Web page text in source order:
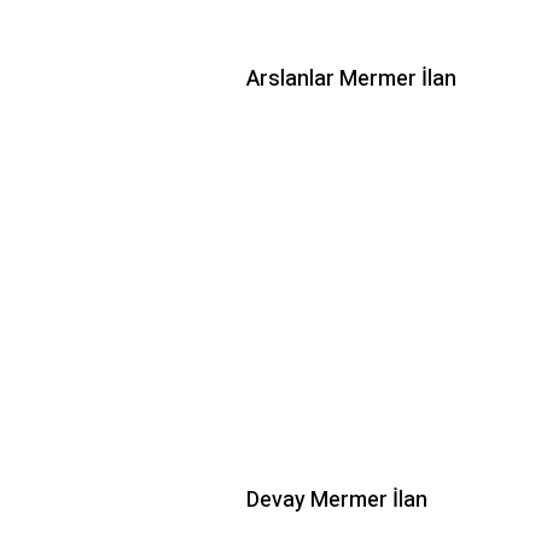
Arslanlar Mermer İlan
Devay Mermer İlan